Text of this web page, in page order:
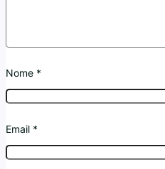
Nome *
Email *